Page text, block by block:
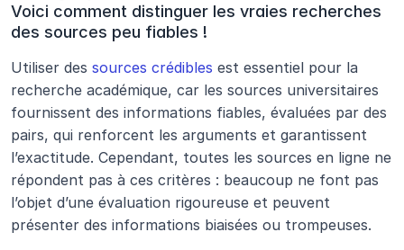
Voici comment distinguer les vraies recherches
des sources peu fiables !
Utiliser des sources crédibles est essentiel pour la
recherche académique, car les sources universitaires
fournissent des informations fiables, évaluées par des
pairs, qui renforcent les arguments et garantissent
l’exactitude. Cependant, toutes les sources en ligne ne
répondent pas à ces critères : beaucoup ne font pas
l’objet d’une évaluation rigoureuse et peuvent
présenter des informations biaisées ou trompeuses.